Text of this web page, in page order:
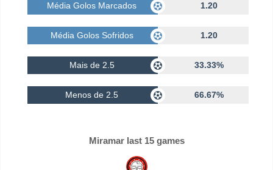
Média Golos Marcados 1.20
Média Golos Sofridos 1.20
Mais de 2.5 33.33%
Menos de 2.5 66.67%
Miramar last 15 games